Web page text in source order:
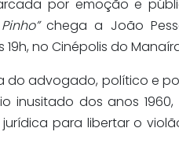
por emoção e
chega a João
19h, no Cinépolis do
do advogado, político e
inusitado dos anos
para libertar o